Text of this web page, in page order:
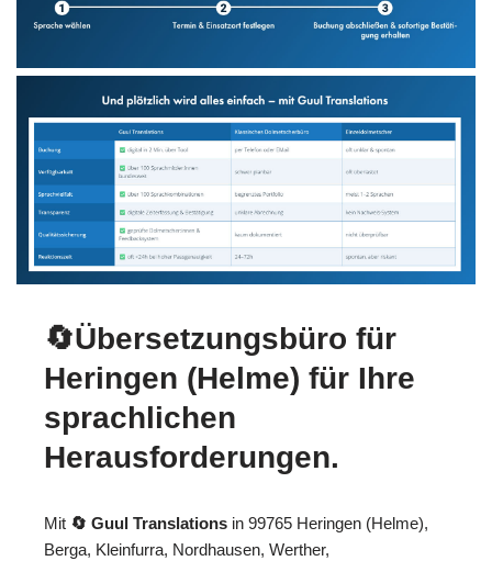
🔄Übersetzungsbüro für
Heringen (Helme) für Ihre
sprachlichen
Herausforderungen.
Mit 🔄 Guul Translations in 99765 Heringen (Helme),
Berga, Kleinfurra, Nordhausen, Werther,